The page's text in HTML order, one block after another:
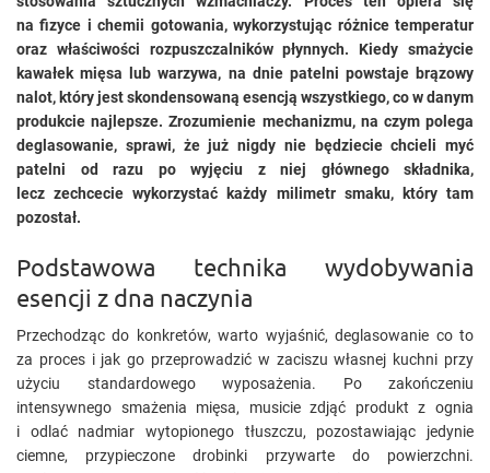
na fizyce i chemii gotowania, wykorzystując różnice temperatur
oraz właściwości rozpuszczalników płynnych. Kiedy smażycie
kawałek mięsa lub warzywa, na dnie patelni powstaje brązowy
nalot, który jest skondensowaną esencją wszystkiego, co w danym
produkcie najlepsze. Zrozumienie mechanizmu, na czym polega
deglasowanie, sprawi, że już nigdy nie będziecie chcieli myć
patelni od razu po wyjęciu z niej głównego składnika,
lecz zechcecie wykorzystać każdy milimetr smaku, który tam
pozostał.
Podstawowa technika wydobywania
esencji z dna naczynia
Przechodząc do konkretów, warto wyjaśnić, deglasowanie co to
za proces i jak go przeprowadzić w zaciszu własnej kuchni przy
użyciu standardowego wyposażenia. Po zakończeniu
intensywnego smażenia mięsa, musicie zdjąć produkt z ognia
i odlać nadmiar wytopionego tłuszczu, pozostawiając jedynie
ciemne, przypieczone drobinki przywarte do powierzchni.